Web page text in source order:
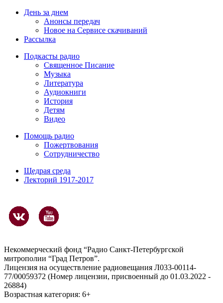
День за днем
Анонсы передач
Новое на Сервисе скачиваний
Рассылка
Подкасты радио
Священное Писание
Музыка
Литература
Аудиокниги
История
Детям
Видео
Помощь радио
Пожертвования
Сотрудничество
Щедрая среда
Лекторий 1917-2017
Некоммерческий фонд “Радио Санкт-Петербургской
митрополии “Град Петров”.
Лицензия на осуществление радиовещания Л033-00114-
77/00059372 (Номер лицензии, присвоенный до 01.03.2022 -
26884)
Возрастная категория: 6+